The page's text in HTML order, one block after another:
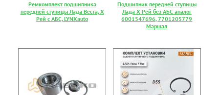
Ремкомплект подшипника
передней ступицы Лада Веста, Х
Рей с АБС, LYNXauto
Подшипник передней ступицы
Лада Х Рей без АБС аналог
6001547696, 7701205779
Маршал